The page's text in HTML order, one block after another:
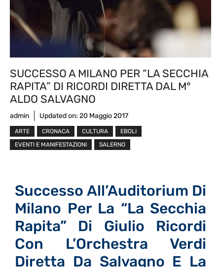
SUCCESSO A MILANO PER “LA SECCHIA
RAPITA” DI RICORDI DIRETTA DAL M°
ALDO SALVAGNO
admin Updated on: 20 Maggio 2017
ARTE CRONACA CULTURA
EBOLI
EVENTI E MANIFESTAZIONI
SALERNO
Successo All’Auditorium Di
Milano Per La “La Secchia
Rapita” Di Giulio Ricordi
Con L’Orchestra Verdi
Diretta Da Salvagno E La